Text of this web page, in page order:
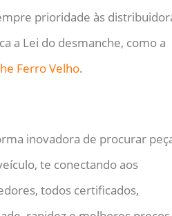
prioridade às
a Lei do desmanche, como a
Ferro Velho.
inovadora de procurar
te conectando aos
todos certificados,